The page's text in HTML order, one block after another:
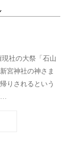
社の大祭「石山
宮神社の神さま
りされるという
…